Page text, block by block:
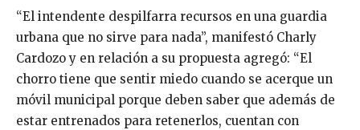
“El intendente despilfarra recursos en una guardia
urbana que no sirve para nada”, manifestó Charly
Cardozo y en relación a su propuesta agregó: “El
chorro tiene que sentir miedo cuando se acerque un
móvil municipal porque deben saber que además de
estar entrenados para retenerlos, cuentan con